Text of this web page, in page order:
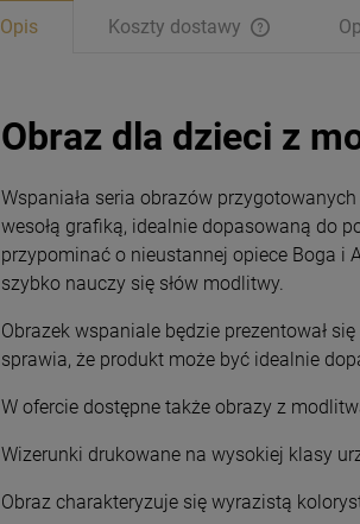
Bransoletka
Benedyktyńska
16,00 zł
-
szt.
DO KOSZYKA
Opis Koszty dostawy
Obraz dla dzieci z
Wspaniała seria obrazów
wesołą grafiką, idealnie dopasowaną do
przypominać o nieustannej opiece Boga i
szybko nauczy się słów modlitwy.
Obrazek wspaniale będzie prezentował
sprawia, że produkt może być idealnie
W ofercie dostępne także obrazy z
Wizerunki drukowane na wysokiej klasy
Obraz charakteryzuje się wyrazistą